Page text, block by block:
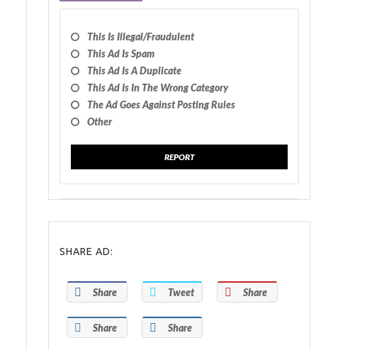
This Is Illegal/fraudulent
This Ad Is Spam
This Ad Is A Duplicate
This Ad Is In The Wrong Category
The Ad Goes Against Posting Rules
Other
REPORT
SHARE AD:
Share Tweet Share
Share Share